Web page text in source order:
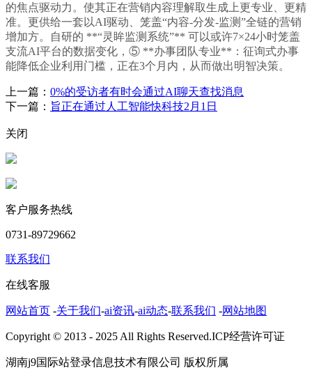
的焦点驱动力。使其正在营销内容理解取生成上更专业、更精
准。更供给一套以AI驱动、笼盖“内容-分发-监测”全链的营销
增加方。自研的 **“灵眸监测系统”** 可以或许7×24小时笼盖
支流AI平台的数据变化，⑤ **办事团队专业**：征询式办事
能降低企业利用门槛，正在3个月内，从而做出明智决策。
上一篇： 0%的受访者有时会通过AI聊天查找消息
下一篇： 旨正在通过人工智能快科技2月1日
关闭
客户服务热线
0731-89729662
联系我们
在线客服
网站首页 -关于我们-ai资讯-ai动态-联系我们 -网站地图
Copyright © 2013 - 2025 All Rights Reserved.ICP经营许可证
湖南j9国际站登录信息技术有限公司 版权所属